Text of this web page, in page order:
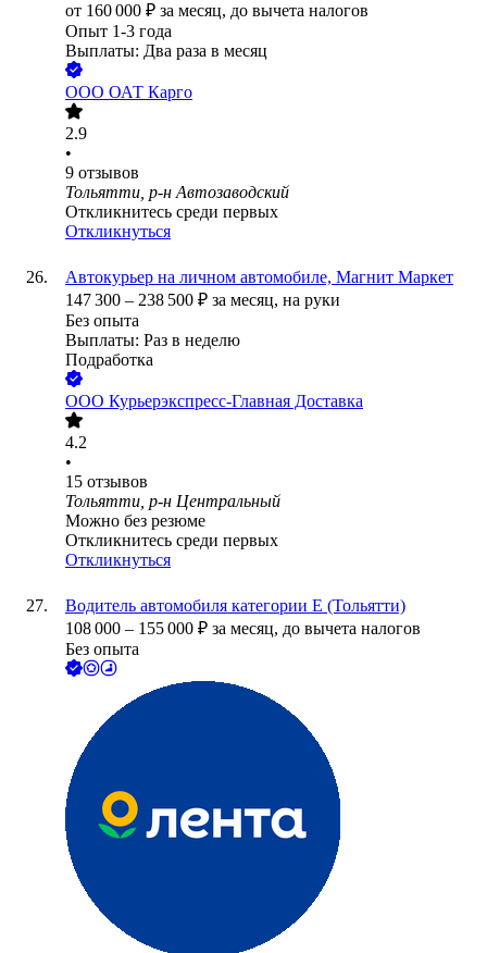
от 160 000 ₽ за месяц, до вычета налогов
Опыт 1-3 года
Выплаты: Два раза в месяц
ООО ОАТ Карго
2.9
•
9 отзывов
Тольятти, р-н Автозаводский
Откликнитесь среди первых
Откликнуться
Автокурьер на личном автомобиле, Магнит Маркет
147 300 – 238 500 ₽ за месяц, на руки
Без опыта
Выплаты: Раз в неделю
Подработка
ООО Курьерэкспресс-Главная Доставка
4.2
•
15 отзывов
Тольятти, р-н Центральный
Можно без резюме
Откликнитесь среди первых
Откликнуться
Водитель автомобиля категории Е (Тольятти)
108 000 – 155 000 ₽ за месяц, до вычета налогов
Без опыта